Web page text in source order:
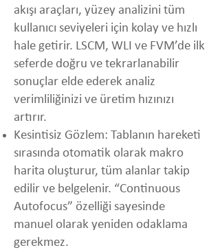
akışı araçları, yüzey analizini tüm
kullanıcı seviyeleri için kolay ve hızlı
hale getirir. LSCM, WLI ve FVM’de ilk
seferde doğru ve tekrarlanabilir
sonuçlar elde ederek analiz
verimliliğinizi ve üretim hızınızı
artırır.
Kesintisiz Gözlem: Tablanın hareketi
sırasında otomatik olarak makro
harita oluşturur, tüm alanlar takip
edilir ve belgelenir. “Continuous
Autofocus” özelliği sayesinde
manuel olarak yeniden odaklama
gerekmez.